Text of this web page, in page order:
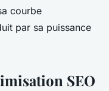
courbe
par sa puissance
SEO